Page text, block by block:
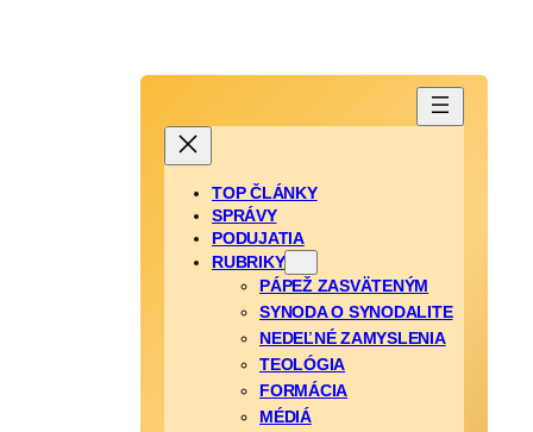
TOP ČLÁNKY
SPRÁVY
PODUJATIA
RUBRIKY
PÁPEŽ ZASVÄTENÝM
SYNODA O SYNODALITE
NEDEĽNÉ ZAMYSLENIA
TEOLÓGIA
FORMÁCIA
MÉDIÁ